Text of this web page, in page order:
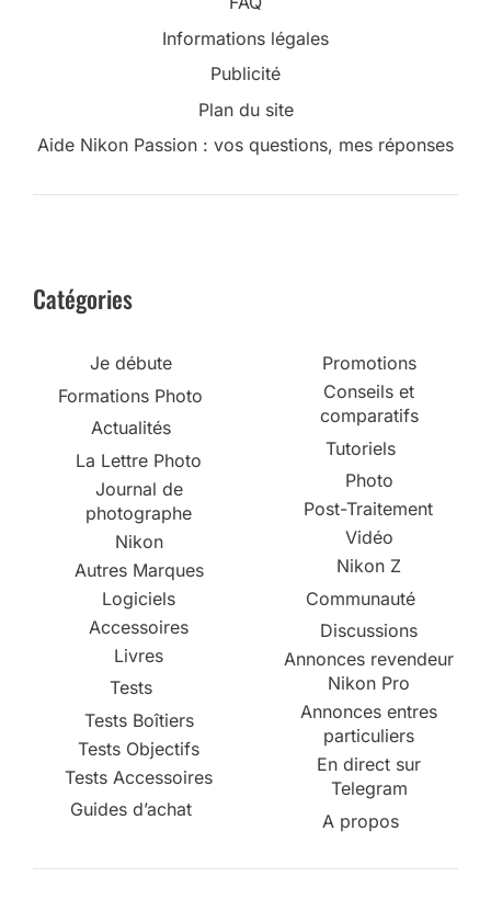
Informations légales
Publicité
Plan du site
Aide Nikon Passion : vos questions, mes réponses
Catégories
Je débute
Formations Photo
Actualités
La Lettre Photo
Journal de
photographe
Nikon
Autres Marques
Logiciels
Accessoires
Livres
Tests
Tests Boîtiers
Tests Objectifs
Tests Accessoires
Guides d’achat
Promotions
Conseils et
comparatifs
Tutoriels
Photo
Post-Traitement
Vidéo
Nikon Z
Communauté
Discussions
Annonces revendeur
Nikon Pro
Annonces entres
particuliers
En direct sur
Telegram
A propos